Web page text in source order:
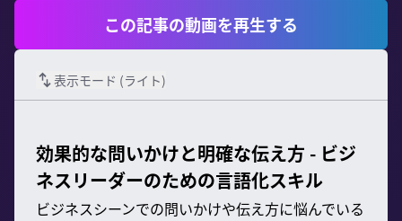
この記事の動画を再生する
表示モード (ライト)
効果的な問いかけと明確な伝え方 - ビジ
ネスリーダーのための言語化スキル
ビジネスシーンでの問いかけや伝え方に悩んでいる